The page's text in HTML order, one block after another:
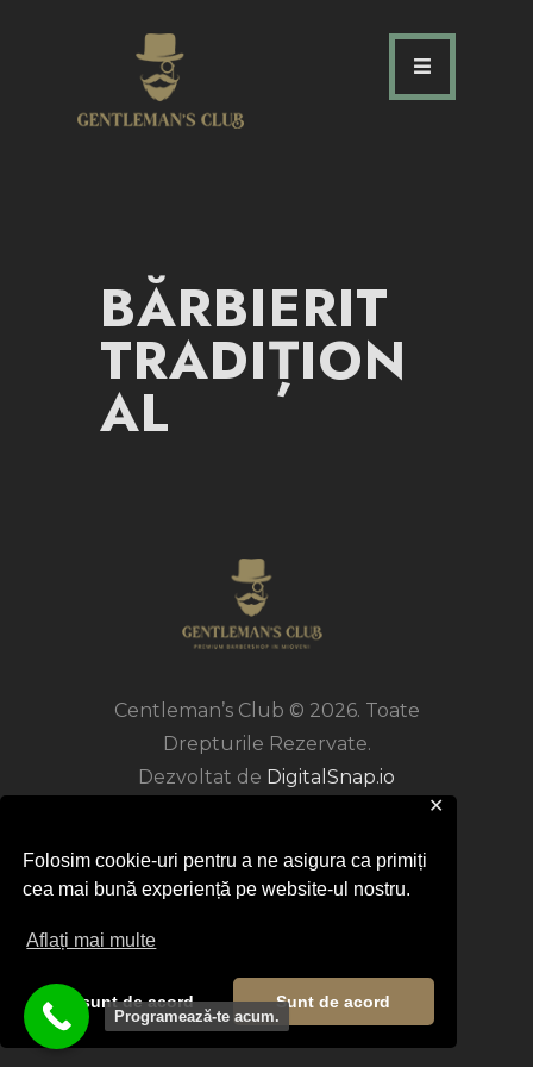
Folosim cookie-uri pentru a ne asigura ca primiți
cea mai bună experiență pe website-ul nostru.
Aflați mai multe
Nu sunt de acord Sunt de acord
✕
SERVICII
GALERIE
CONTACT
BĂRBIERIT
TRADIȚION
AL
Centleman’s Club © 2026. Toate
Drepturile Rezervate.
Dezvoltat de DigitalSnap.io
Programează-te acum.